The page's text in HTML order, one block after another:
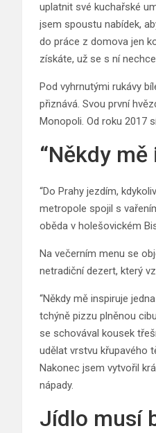
uplatnit své kuchařské
jsem spoustu nabídek,
do práce z domova jen
získáte, už se s ní
Pod vyhrnutými rukávy
přiznává. Svou první
Monopoli. Od roku 2017
“Někdy
“Do Prahy jezdím,
metropole spojil s
oběda v holešovickém
Na večerním menu se
netradiční dezert, který
“Někdy mě inspiruje
tchýně pizzu plněnou
se schovával kousek
udělat vrstvu křupavého
Nakonec jsem vytvořil
nápady.
Jídlo musí